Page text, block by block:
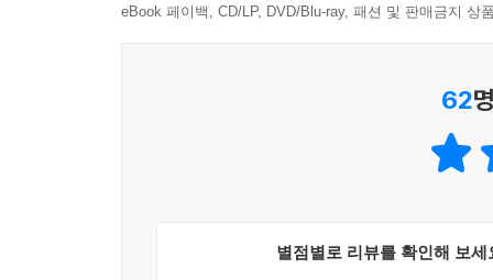
아름다움을 지녔다. 『한중록』은 우리가 간직해
이 책 출간에 바칠 감사의 말은 누구보다 혜경
내면의 도도한 물결을 그려냈다. 『한중록』은
공식 사료를 뛰어넘는 또 한 편의 내밀한 궁중 역사
eBook 페이백, CD/LP, DVD/Blu-ray, 패션 및 판매금지 상
62
별점별로 리뷰를 확인해 보세